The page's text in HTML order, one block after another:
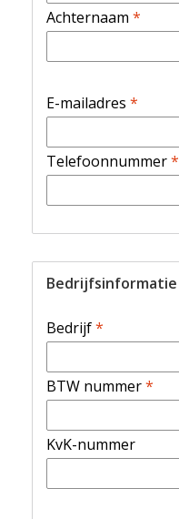
Achternaam *
E-mailadres *
Telefoonnummer*
Bedrijfsinformatie
Bedrijf*
BTW nummer*
KvK-nummer